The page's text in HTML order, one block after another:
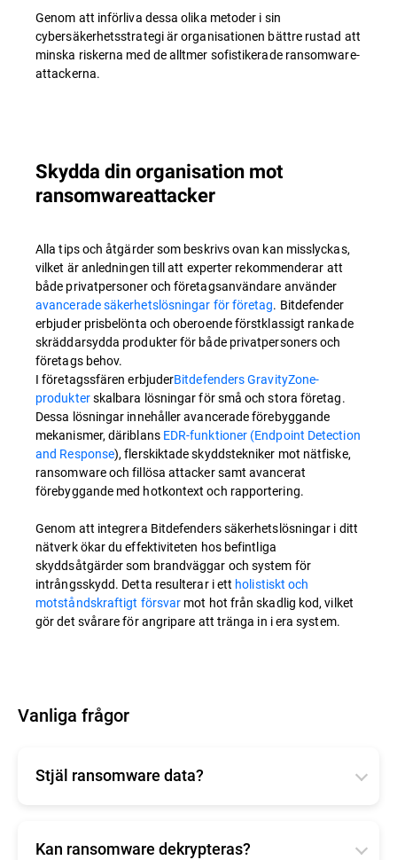
Genom att införliva dessa olika metoder i sin
cybersäkerhetsstrategi är organisationen bättre rustad att
minska riskerna med de alltmer sofistikerade ransomware-
attackerna.
Skydda din organisation mot
ransomwareattacker
Alla tips och åtgärder som beskrivs ovan kan misslyckas,
vilket är anledningen till att experter rekommenderar att
både privatpersoner och företagsanvändare använder
avancerade säkerhetslösningar för företag. Bitdefender
erbjuder prisbelönta och oberoende förstklassigt rankade
skräddarsydda produkter för både privatpersoners och
företags behov.
I företagssfären erbjuderBitdefenders GravityZone-
produkterskalbara lösningar för små och stora företag.
Dessa lösningar innehåller avancerade förebyggande
mekanismer, däriblans EDR-funktioner (Endpoint Detection
and Response), flerskiktade skyddstekniker mot nätfiske,
ransomware och fillösa attacker samt avancerat
förebyggande med hotkontext och rapportering.
Genom att integrera Bitdefenders säkerhetslösningar i ditt
nätverk ökar du effektiviteten hos befintliga
skyddsåtgärder som brandväggar och system för
intrångsskydd. Detta resulterar i ett holistiskt och
motståndskraftigt försvar mot hot från skadlig kod, vilket
gör det svårare för angripare att tränga in i era system.
Vanliga frågor
Stjäl ransomware data?
dem.
Kan ransomware dekrypteras?